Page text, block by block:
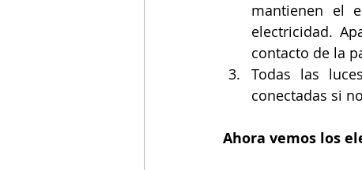
mantienen el
electricidad.
contacto de la
Todas las
conectadas si
Ahora vemos los